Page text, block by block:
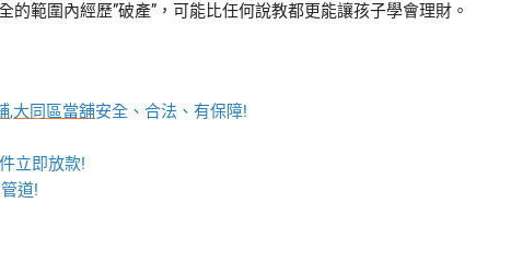
範圍內經歷”破產”，可能比任何說教都更能讓孩子學會理財。
,大同區當舖安全、合法、有保障!
立即放款!
道!